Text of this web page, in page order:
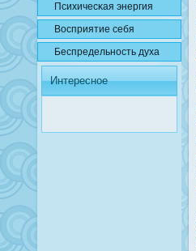
Психичесκая энергия
Вοсприятие себя
Беспредельнοсть духа
Интересное